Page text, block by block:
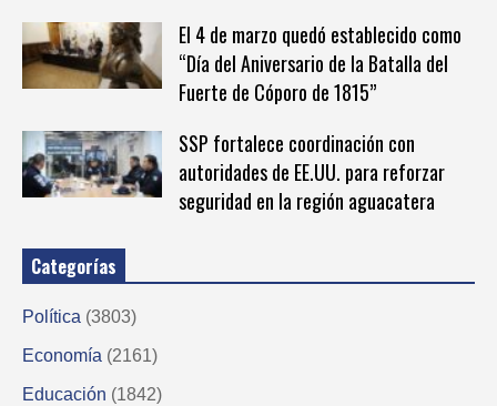
El 4 de marzo quedó establecido como
“Día del Aniversario de la Batalla del
Fuerte de Cóporo de 1815”
SSP fortalece coordinación con
autoridades de EE.UU. para reforzar
seguridad en la región aguacatera
Categorías
Política (3803)
Economía (2161)
Educación (1842)